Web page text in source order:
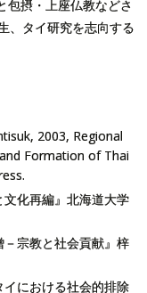
包摂・上座仏教などさ
、タイ研究を志向する
2003, Regional
Formation of Thai
化再編』北海道大学
宗教と社会貢献』梓
における社会的排除